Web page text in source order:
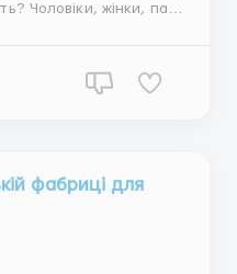
фабриці для